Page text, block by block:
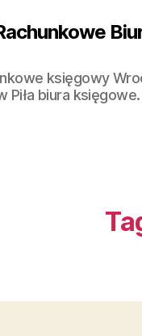
księgowy
Piła biura